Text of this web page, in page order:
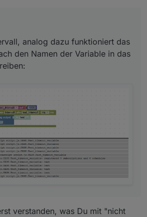
dem Fehler wenn Sekunden oder Minuten
analog dazu funktioniert das
den Namen der Variable in das
verstanden, was Du mit "nicht